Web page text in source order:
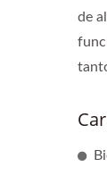
de